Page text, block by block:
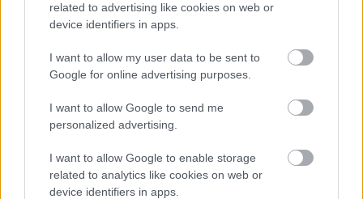
related to advertising like cookies on web or
device identifiers in apps.
I want to allow my user data to be sent to
Google for online advertising purposes.
I want to allow Google to send me
personalized advertising.
I want to allow Google to enable storage
related to analytics like cookies on web or
device identifiers in apps.